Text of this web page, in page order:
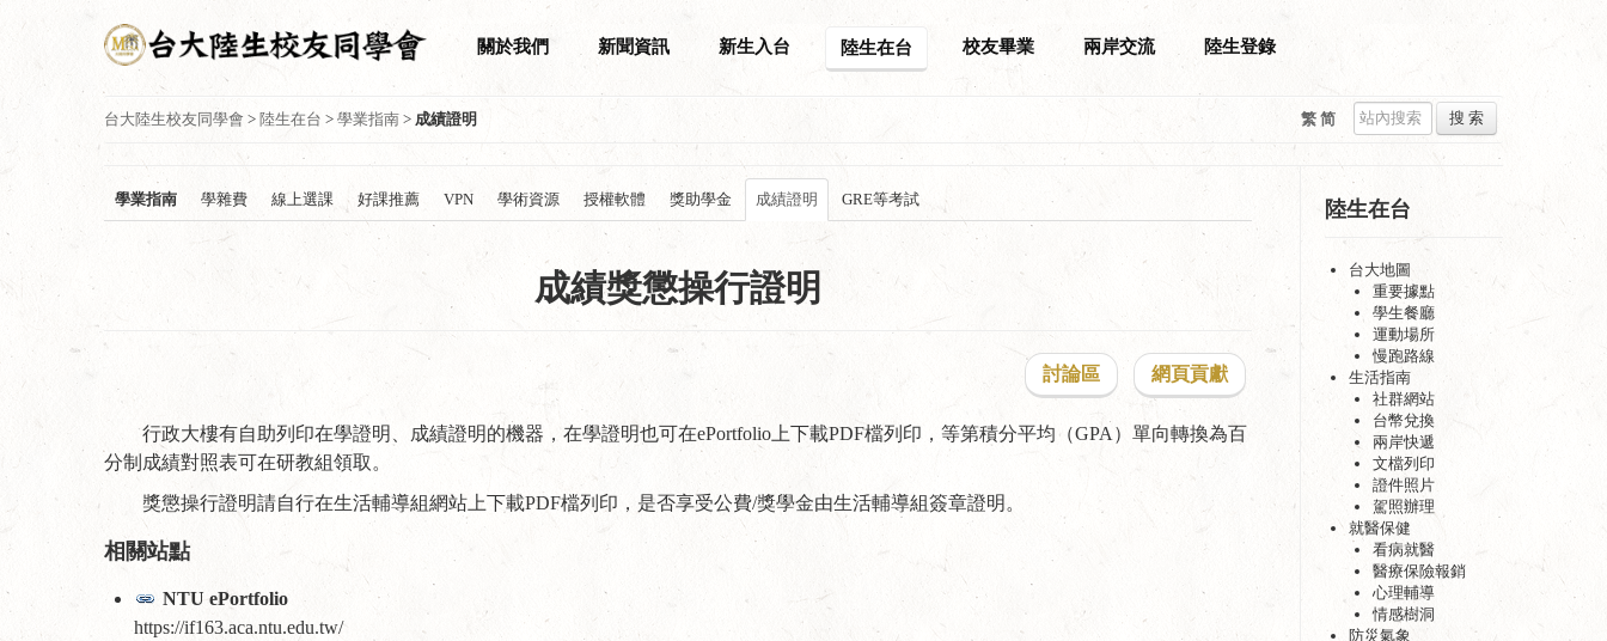
關於我們 新聞資訊 新生入台 陸生在台 校友畢業 兩岸交流 陸生登錄
搜 索
台大陸生校友同學會 > 陸生在台 > 學業指南 > 成績證明 繁 简
學業指南 學雜費 線上選課 好課推薦 VPN 學術資源 授權軟體 獎助學金 成績證明 GRE等考試
成績獎懲操行證明
討論區 網頁貢獻
行政大樓有自助列印在學證明、成績證明的機器，在學證明也可在ePortfolio上下載PDF檔列印，等第積分平均（GPA）單向轉換為百
分制成績對照表可在研教組領取。
獎懲操行證明請自行在生活輔導組網站上下載PDF檔列印，是否享受公費/獎學金由生活輔導組簽章證明。
相關站點
NTU ePortfolio
https://if163.aca.ntu.edu.tw/
陸生在台
台大地圖
重要據點
學生餐廳
運動場所
慢跑路線
生活指南
社群網站
台幣兌換
兩岸快遞
文檔列印
證件照片
駕照辦理
就醫保健
看病就醫
醫療保險報銷
心理輔導
情感樹洞
防災氣象